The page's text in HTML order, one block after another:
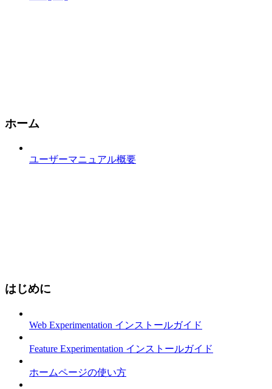
ホーム
ユーザーマニュアル概要
はじめに
Web Experimentation インストールガイド
Feature Experimentation インストールガイド
ホームページの使い方